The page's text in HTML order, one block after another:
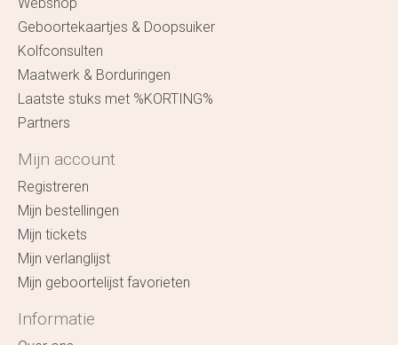
Webshop
Geboortekaartjes & Doopsuiker
Kolfconsulten
Maatwerk & Borduringen
Laatste stuks met %KORTING%
Partners
Mijn account
Registreren
Mijn bestellingen
Mijn tickets
Mijn verlanglijst
Mijn geboortelijst favorieten
Informatie